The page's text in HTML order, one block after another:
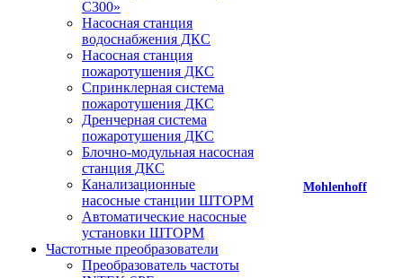
С300»
Насосная станция
водоснабжения ДКС
Насосная станция
пожаротушения ДКС
Спринклерная система
пожаротушения ДКС
Дренчерная система
пожаротушения ДКС
Блочно-модульная насосная
станция ДКС
Канализационные
насосные станции ШТОРМ
Автоматические насосные
установки ШТОРМ
Частотные преобразователи
Преобразователь частоты
Mohlenhoff